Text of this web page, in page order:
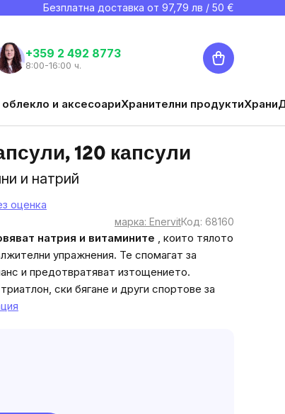
Безплатна доставка от 97,79 лв / 50 €
+359 2 492 8773
8:00-16:00 ч.
Количка
и аксесоариХранителни продуктиХрани
120 капсули
и натрий
оценка
марка: EnervitКод: 68160
натрия и витамините , които тялото
упражнения. Те спомагат за
и предотвратяват изтощението.
ски бягане и други спортове за